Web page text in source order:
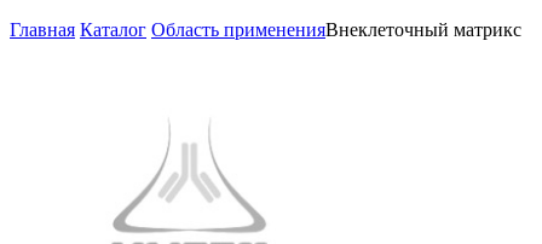
Главная Каталог Область примененияВнеклеточный матрикс